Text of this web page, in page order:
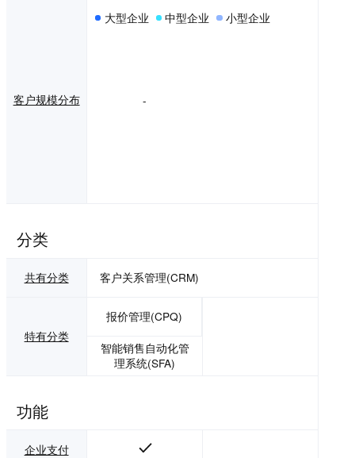
成功定义成功”的核
心价值观，致力于
11年成立以来，先
股份、元气森林等
业提供数字化增长
服务。
客户规模分布
大型企业 中型企业 小型企业
-
分类
共有分类 客户关系管理(CRM)
特有分类
报价管理(CPQ)
智能销售自动化管
理系统(SFA)
功能
企业支付